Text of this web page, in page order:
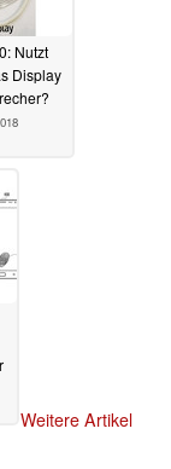
Nutzt
Display
Weitere Artikel